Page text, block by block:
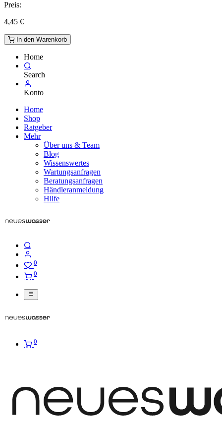
Preis:
4,45 €
In den Warenkorb
Home
Search
Konto
Home
Shop
Ratgeber
Mehr
Über uns & Team
Blog
Wissenswertes
Wartungsanfragen
Beratungsanfragen
Händleranmeldung
Hilfe
0
0
0